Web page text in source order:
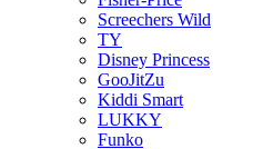
Screechers Wild
TY
Disney Princess
GooJitZu
Kiddi Smart
LUKKY
Funko